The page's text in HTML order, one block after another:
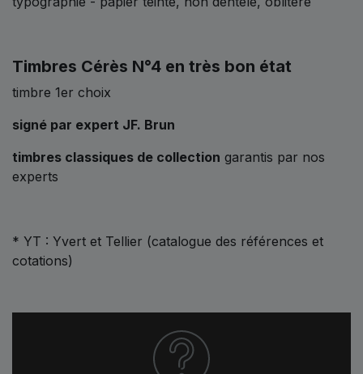
Timbres Cérès N°4 en très bon état
timbre 1er choix
signé par expert JF. Brun
timbres classiques de collection garantis par nos
experts
* YT : Yvert et Tellier (catalogue des références et
cotations)